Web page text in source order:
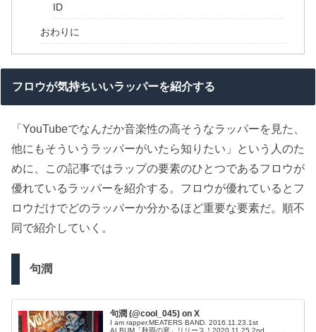
ID
おわりに
フロウが気持ちいいラッパーを紹介する
「YouTubeでなんだか音楽性の高そうなラッパーを見た、
他にもそういうラッパーがいたら知りたい」という人のた
めに、この記事ではラップの要素のひとつであるフロウが
優れているラッパーを紹介する。フロウが優れているとフ
ロウだけでどのラッパーか分かるほど重要な要素だ。順不
同で紹介していく。
句潤
句潤 (@cool_045) on X
I am rapper.MEATERS BAND. 2016.11.23.1st
ALBUM「秋雨の宴」リリース！2020.11.25.2nd